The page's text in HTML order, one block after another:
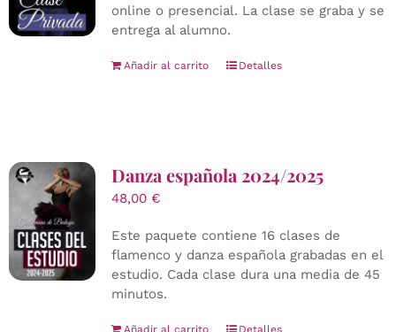
online o presencial. La clase se graba y se
entrega al alumno.
Añadir al carrito Detalles
Danza española 2024/2025
48,00 €
Este paquete contiene 16 clases de
flamenco y danza española grabadas en el
estudio. Cada clase dura una media de 45
minutos.
Añadir al carrito Detalles